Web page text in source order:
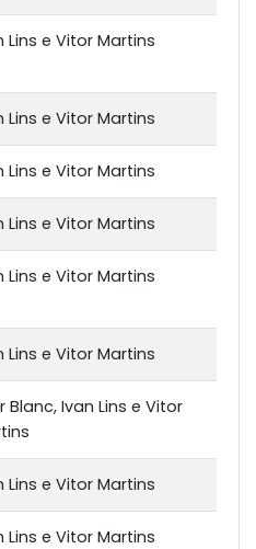
Lins e Vitor Martins
Lins e Vitor Martins
Lins e Vitor Martins
Lins e Vitor Martins
Lins e Vitor Martins
Lins e Vitor Martins
Blanc, Ivan Lins e Vitor
Lins e Vitor Martins
Lins e Vitor Martins